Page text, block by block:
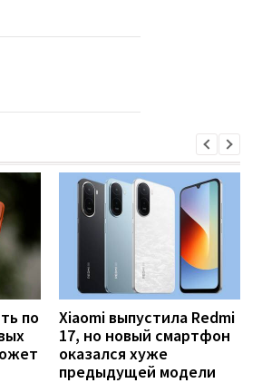
по
Xiaomi выпустила Redmi
17, но новый смартфон
оказался хуже
предыдущей модели